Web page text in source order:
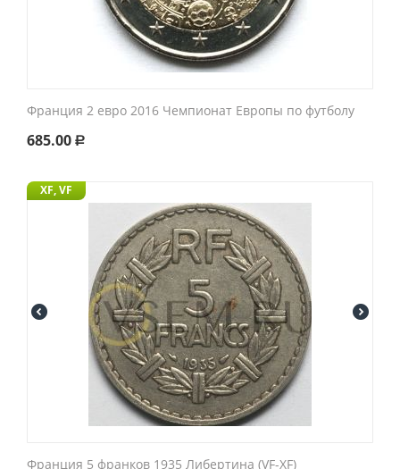
Франция 2 евро 2016 Чемпионат Европы по футболу
685.00 Р
XF, VF
Франция 5 франков 1935 Либертина (VF-XF)